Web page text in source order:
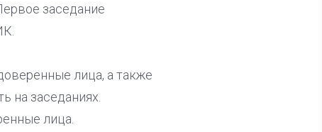
заседание
лица, а также
на заседаниях.
лица.